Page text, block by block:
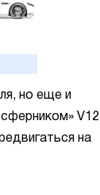
но еще и
V12
на